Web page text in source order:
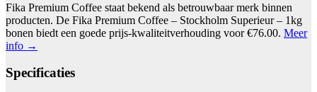
Fika Premium Coffee staat bekend als betrouwbaar merk binnen
producten. De Fika Premium Coffee – Stockholm Superieur – 1kg
bonen biedt een goede prijs-kwaliteitverhouding voor €76.00. Meer
info →
Specificaties